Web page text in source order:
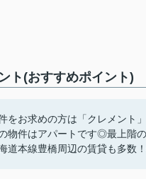
ト(おすすめポイント)
をお求めの方は「クレメン
物件はアパートです◎最上階
道本線豊橋周辺の賃貸も多数